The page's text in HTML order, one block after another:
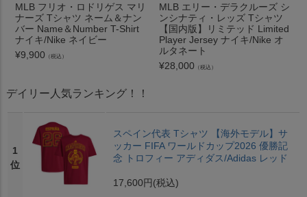
MLB フリオ・ロドリゲス マリ
ナーズ Tシャツ ネーム＆ナン
バー Name＆Number T-Shirt
ナイキ/Nike ネイビー
¥9,900 （税込）
MLB エリー・デラクルーズ シ
ンシナティ・レッズ Tシャツ
【国内版】リミテッド Limited
Player Jersey ナイキ/Nike オ
ルタネート
¥28,000 （税込）
デイリー人気ランキング！！
1
位
スペイン代表 Tシャツ 【海外モデル】サ
ッカー FIFA ワールドカップ2026 優勝記
念 トロフィー アディダス/Adidas レッド
17,600円 (税込)